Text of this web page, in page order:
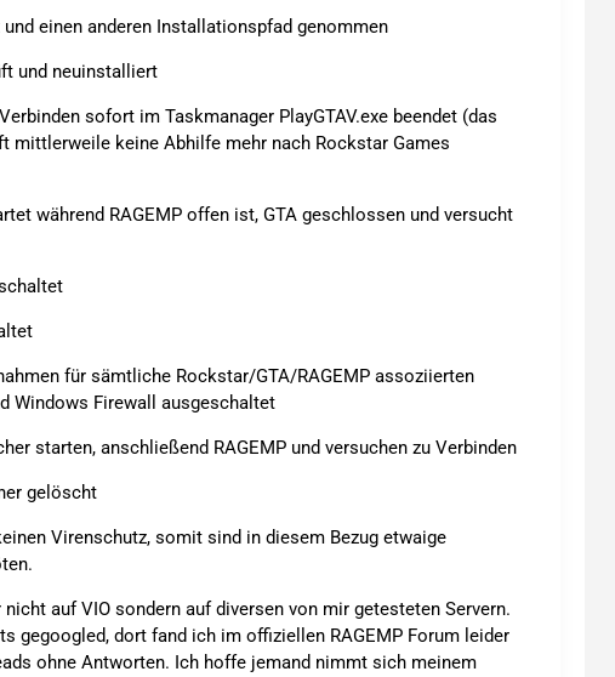
einen anderen Installationspfad genommen
und neuinstalliert
sofort im Taskmanager PlayGTAV.exe beendet (das
mittlerweile keine Abhilfe mehr nach Rockstar Games
während RAGEMP offen ist, GTA geschlossen und versucht
für sämtliche Rockstar/GTA/RAGEMP assoziierten
Windows Firewall ausgeschaltet
starten, anschließend RAGEMP und versuchen zu Verbinden
gelöscht
Virenschutz, somit sind in diesem Bezug etwaige
auf VIO sondern auf diversen von mir getesteten Servern.
gegoogled, dort fand ich im offiziellen RAGEMP Forum leider
ohne Antworten. Ich hoffe jemand nimmt sich meinem